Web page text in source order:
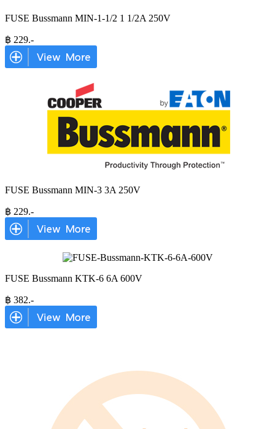
FUSE Bussmann MIN-1-1/2 1 1/2A 250V
฿ 229.-
FUSE Bussmann MIN-3 3A 250V
฿ 229.-
FUSE Bussmann KTK-6 6A 600V
฿ 382.-